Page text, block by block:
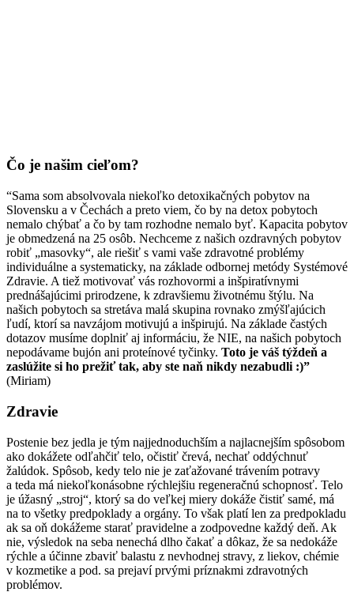
Čo je našim cieľom?
“Sama som absolvovala niekoľko detoxikačných pobytov na
Slovensku a v Čechách a preto viem, čo by na detox pobytoch
nemalo chýbať a čo by tam rozhodne nemalo byť. Kapacita pobytov
je obmedzená na 25 osôb. Nechceme z našich ozdravných pobytov
robiť „masovky“, ale riešiť s vami vaše zdravotné problémy
individuálne a systematicky, na základe odbornej metódy Systémové
Zdravie. A tiež motivovať vás rozhovormi a inšpiratívnymi
prednášajúcimi prirodzene, k zdravšiemu životnému štýlu. Na
našich pobytoch sa stretáva malá skupina rovnako zmýšľajúcich
ľudí, ktorí sa navzájom motivujú a inšpirujú. Na základe častých
dotazov musíme doplniť aj informáciu, že NIE, na našich pobytoch
nepodávame bujón ani proteínové tyčinky. Toto je váš týždeň a
zaslúžite si ho prežiť tak, aby ste naň nikdy nezabudli :)”
(Miriam)
Zdravie
Postenie bez jedla je tým najjednoduchším a najlacnejším spôsobom
ako dokážete odľahčiť telo, očistiť črevá, nechať oddýchnuť
žalúdok. Spôsob, kedy telo nie je zaťažované trávením potravy
a teda má niekoľkonásobne rýchlejšiu regeneračnú schopnosť. Telo
je úžasný „stroj“, ktorý sa do veľkej miery dokáže čistiť samé, má
na to všetky predpoklady a orgány. To však platí len za predpokladu
ak sa oň dokážeme starať pravidelne a zodpovedne každý deň. Ak
nie, výsledok na seba nenechá dlho čakať a dôkaz, že sa nedokáže
rýchle a účinne zbaviť balastu z nevhodnej stravy, z liekov, chémie
v kozmetike a pod. sa prejaví prvými príznakmi zdravotných
problémov.